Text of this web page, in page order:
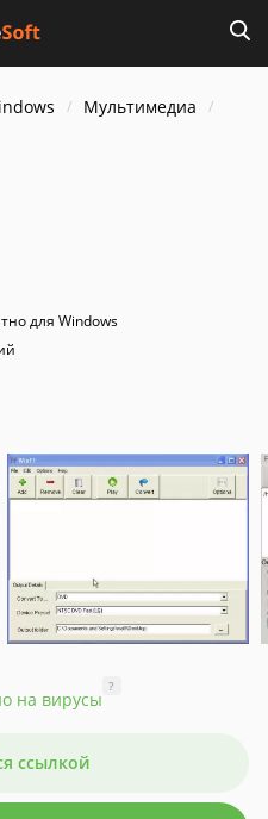
Мультимедиа
для Windows
на вирусы
?
ссылкой